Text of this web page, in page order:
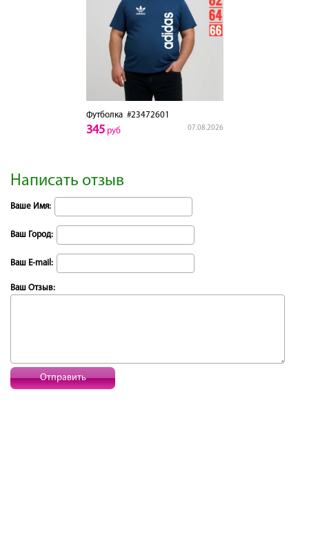
Футболка#23472601
07.08.2026
345руб
Написать отзыв
Ваше Имя:
Ваш Город:
Ваш E-mail:
Ваш Отзыв:
Отправить